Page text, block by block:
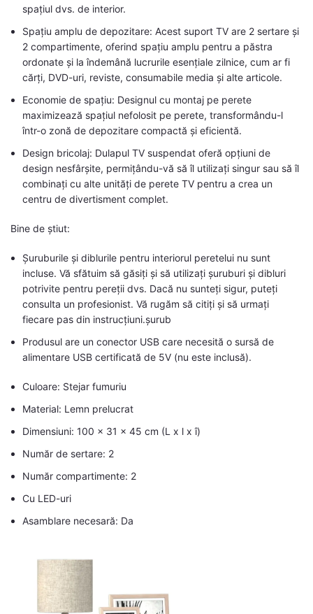
spațiul dvs. de interior.
Spațiu amplu de depozitare: Acest suport TV are 2 sertare și
2 compartimente, oferind spațiu amplu pentru a păstra
ordonate și la îndemână lucrurile esențiale zilnice, cum ar fi
cărți, DVD-uri, reviste, consumabile media și alte articole.
Economie de spațiu: Designul cu montaj pe perete
maximizează spațiul nefolosit pe perete, transformându-l
într-o zonă de depozitare compactă și eficientă.
Design bricolaj: Dulapul TV suspendat oferă opțiuni de
design nesfârșite, permițându-vă să îl utilizați singur sau să îl
combinați cu alte unități de perete TV pentru a crea un
centru de divertisment complet.
Bine de știut:
Șuruburile și diblurile pentru interiorul peretelui nu sunt
incluse. Vă sfătuim să găsiți și să utilizați șuruburi și dibluri
potrivite pentru pereții dvs. Dacă nu sunteți sigur, puteți
consulta un profesionist. Vă rugăm să citiți și să urmați
fiecare pas din instrucțiuni.șurub
Produsul are un conector USB care necesită o sursă de
alimentare USB certificată de 5V (nu este inclusă).
Culoare: Stejar fumuriu
Material: Lemn prelucrat
Dimensiuni: 100 x 31 x 45 cm (L x l x î)
Număr de sertare: 2
Număr compartimente: 2
Cu LED-uri
Asamblare necesară: Da